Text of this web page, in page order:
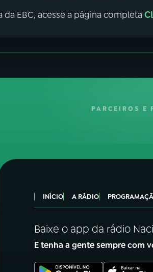
EBC, acesse a página completa
PARCEIROS E
INÍCIO A RÁDIO
Baixe o app da rádio
E tenha a gente sempre com